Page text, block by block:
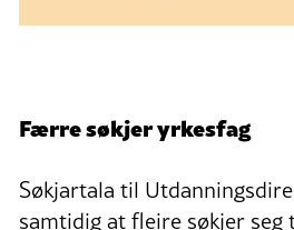
Færre søkjer yrkesfag
Søkjartala til
samtidig at fleire søkjer seg